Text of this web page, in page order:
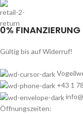
0%
Gültig bis auf Widerruf!
+43 1
Öffnungszeiten: